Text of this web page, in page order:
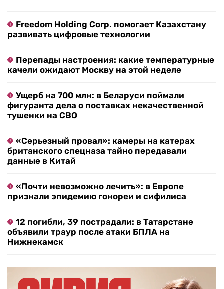
Freedom Holding Corp. помогает Казахстану
развивать цифровые технологии
Перепады настроения: какие температурные
качели ожидают Москву на этой неделе
Ущерб на 700 млн: в Беларуси поймали
фигуранта дела о поставках некачественной
тушенки на СВО
«Серьезный провал»: камеры на катерах
британского спецназа тайно передавали
данные в Китай
«Почти невозможно лечить»: в Европе
признали эпидемию гонореи и сифилиса
12 погибли, 39 пострадали: в Татарстане
объявили траур после атаки БПЛА на
Нижнекамск